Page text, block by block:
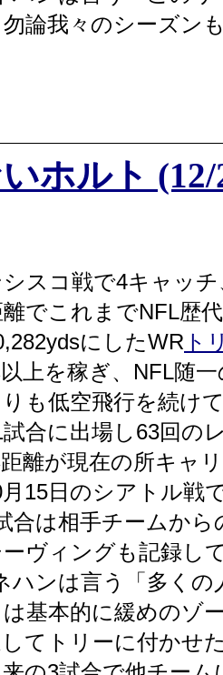
論我々のシーズン
ホルト (12/
スコ戦で4キャッ
でこれまでNFL歴
にしたWR ト
上を稼ぎ、NFL随
も低空飛行を続け
合に出場し63回の
離が現在の所キャ
15日のシアトル戦
合は相手チームか
ヴィングも記録し
ハンは言う「多く
基本的に緩めのゾ
てトリーに付かせ